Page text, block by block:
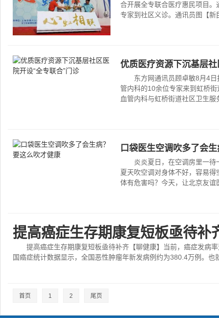
合开展全专联合医疗惠民项目
专家到社区义诊。通讯员图【新
优质医疗资源下沉基层
东方网通讯员顾卓敏8月4
管内科的10余位专家来到虹桥
血管内科与虹桥街道社区卫生
口袋医生空调吹多了会
炎炎夏日，在空调房里一
夏天吹空调对身体不好，容易得
体有危害吗？今天，让北京友
提高癌症生存期康复短板亟待补
提高癌症生存期康复短板亟待补齐【聊健康】当前，癌症发病
国癌症统计数据显示，全国恶性肿瘤年新发病例约为380.4万例。也
首页 1 2 尾页